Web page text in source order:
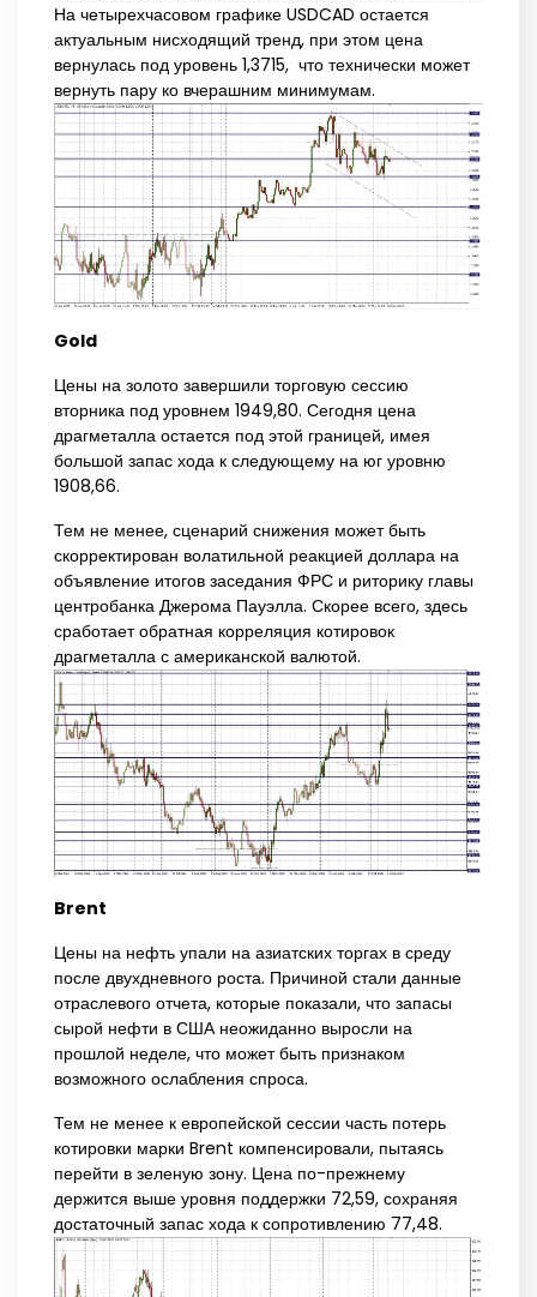
На четырехчасовом графике USDCAD остается
актуальным нисходящий тренд, при этом цена
вернулась под уровень 1,3715, что технически может
вернуть пару ко вчерашним минимумам.
Gold
Цены на золото завершили торговую сессию
вторника под уровнем 1949,80. Сегодня цена
драгметалла остается под этой границей, имея
большой запас хода к следующему на юг уровню
1908,66.
Тем не менее, сценарий снижения может быть
скорректирован волатильной реакцией доллара на
объявление итогов заседания ФРС и риторику главы
центробанка Джерома Пауэлла. Скорее всего, здесь
сработает обратная корреляция котировок
драгметалла с американской валютой.
Brent
Цены на нефть упали на азиатских торгах в среду
после двухдневного роста. Причиной стали данные
отраслевого отчета, которые показали, что запасы
сырой нефти в США неожиданно выросли на
прошлой неделе, что может быть признаком
возможного ослабления спроса.
Тем не менее к европейской сессии часть потерь
котировки марки Brent компенсировали, пытаясь
перейти в зеленую зону. Цена по-прежнему
держится выше уровня поддержки 72,59, сохраняя
достаточный запас хода к сопротивлению 77,48.